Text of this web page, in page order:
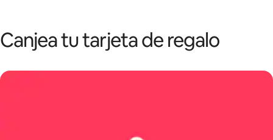
contenido
Canjea tu tarjeta de regalo